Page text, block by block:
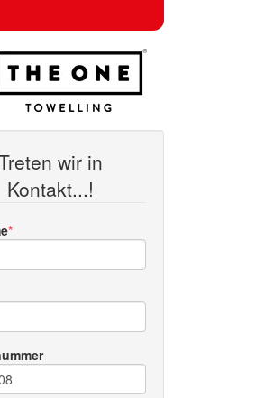
wir in
Kontakt...!